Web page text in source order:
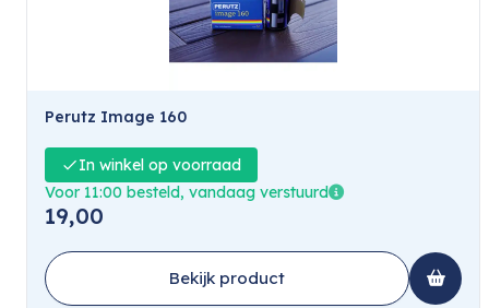
Perutz Image 160
In winkel op voorraad
Voor 11:00 besteld, vandaag verstuurd
19,00
Bekijk product